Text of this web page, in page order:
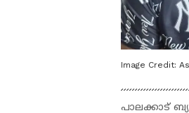
Image Credit:
പാലക്കാട്